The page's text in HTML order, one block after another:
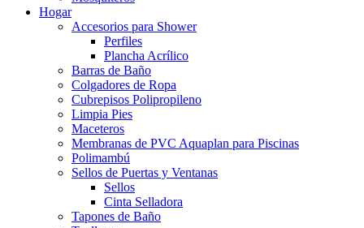
Hogar
Accesorios para Shower
Perfiles
Plancha Acrílico
Barras de Baño
Colgadores de Ropa
Cubrepisos Polipropileno
Limpia Pies
Maceteros
Membranas de PVC Aquaplan para Piscinas
Polimambú
Sellos de Puertas y Ventanas
Sellos
Cinta Selladora
Tapones de Baño